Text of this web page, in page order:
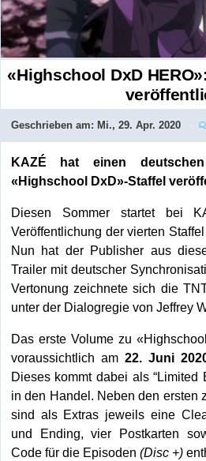
«Highschool DxD
Geschrieben am: Mi., 29. Apr. 2020
KAZÉ hat einen
«Highschool DxD»-Staffel
Diesen Sommer startet bei
Veröffentlichung der vierten
Nun hat der Publisher aus
Trailer mit deutscher
Vertonung zeichnete sich die
unter der Dialogregie von Jeffrey
Das erste Volume zu
voraussichtlich am 22. Juni
Dieses kommt dabei als “Limited
in den Handel. Neben den ersten
sind als Extras jeweils eine
und Ending, vier Postkarten
Code für die Episoden (Disc +)